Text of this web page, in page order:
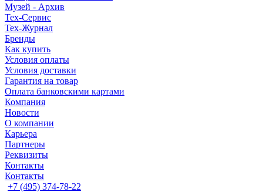
Музей - Архив
Tex-Сервис
Тех-Журнал
Бренды
Как купить
Условия оплаты
Условия доставки
Гарантия на товар
Оплата банковскими картами
Компания
Новости
О компании
Карьера
Партнеры
Реквизиты
Контакты
Контакты
+7 (495) 374-78-22